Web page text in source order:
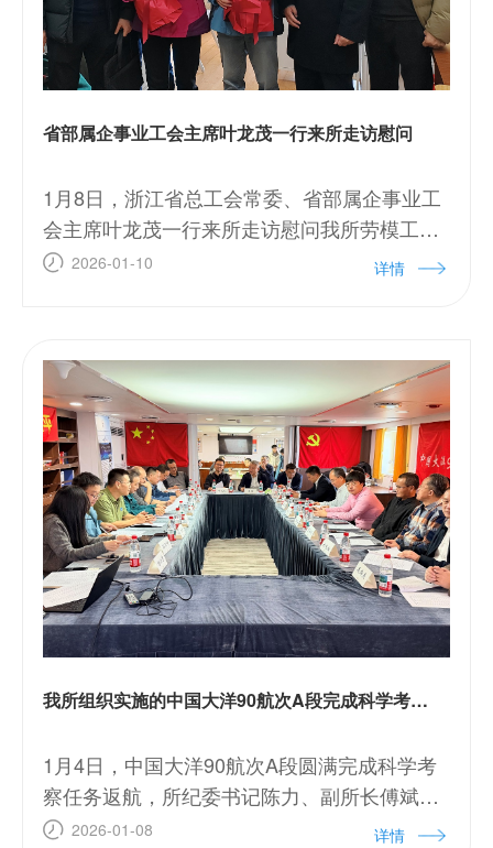
省部属企事业工会主席叶龙茂一行来所走访慰问
1月8日，浙江省总工会常委、省部属企事业工
会主席叶龙茂一行来所走访慰问我所劳模工匠
和“三外”项目职工，所纪委书记、工会主席陈
2026-01-10 详情
我所组织实施的中国大洋90航次A段完成科学考察任务返航
1月4日，中国大洋90航次A段圆满完成科学考
察任务返航，所纪委书记陈力、副所长傅斌等
赴厦门开展现场总结。
2026-01-08 详情